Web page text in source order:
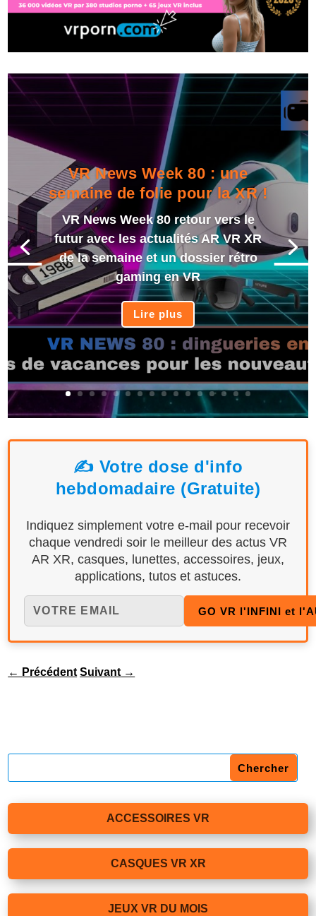
VR News Week 80 : une
semaine de folie pour la XR !
VR News Week 80 retour vers le
futur avec les actualités AR VR XR
de la semaine et un dossier rétro
gaming en VR
Lire plus
✍️ Votre dose d'info
hebdomadaire (Gratuite)
Indiquez simplement votre e-mail pour recevoir
chaque vendredi soir le meilleur des actus VR
AR XR, casques, lunettes, accessoires, jeux,
applications, tutos et astuces.
← Précédent Suivant →
ACCESSOIRES VR
CASQUES VR XR
JEUX VR DU MOIS